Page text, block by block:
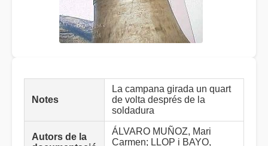
Notes
La campana girada un quart
de volta després de la
soldadura
Autors de la
ÁLVARO MUÑOZ, Mari
Carmen; LLOP i BAYO,